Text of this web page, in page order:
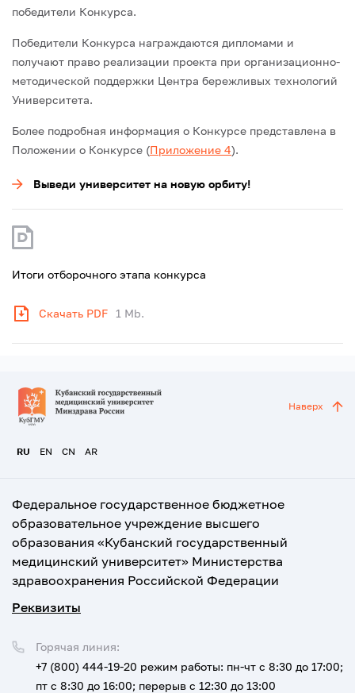
победители Конкурса.
Победители Конкурса награждаются дипломами и
получают право реализации проекта при организационно-
методической поддержки Центра бережливых технологий
Университета.
Более подробная информация о Конкурсе представлена в
Положении о Конкурсе (Приложение 4).
Выведи университет на новую орбиту!
Итоги отборочного этапа конкурса
Скачать PDF 1 Mb.
RU EN CN AR
Наверх
Федеральное государственное бюджетное
образовательное учреждение высшего
образования «Кубанский государственный
медицинский университет» Министерства
здравоохранения Российской Федерации
Реквизиты
Горячая линия:
+7 (800) 444-19-20 режим работы: пн-чт с 8:30 до 17:00;
пт с 8:30 до 16:00; перерыв с 12:30 до 13:00